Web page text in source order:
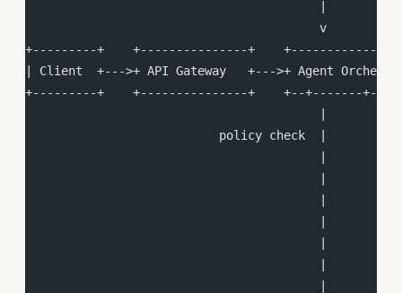
                                         v
+---------+    +---------------+
| Client  +--->+ API Gateway   +--->+ Agent
+---------+    +---------------+    +--+-------
policy check  |       |